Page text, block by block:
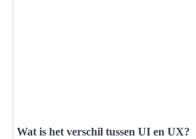
Wat is het verschil tussen UI en UX?